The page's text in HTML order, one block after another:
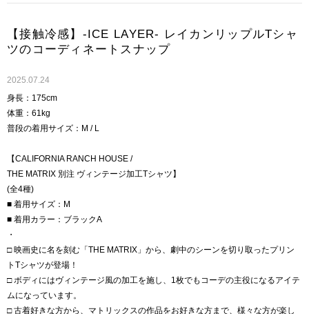
【接触冷感】-ICE LAYER- レイカンリップルTシャ
ツのコーディネートスナップ
2025.07.24
身長：175cm
体重：61kg
普段の着用サイズ：M / L
【CALIFORNIA RANCH HOUSE /
THE MATRIX 別注 ヴィンテージ加工Tシャツ】
(全4種)
■ 着用サイズ：M
■ 着用カラー：ブラックA
・
□ 映画史に名を刻む「THE MATRIX」から、劇中のシーンを切り取ったプリン
トTシャツが登場！
□ ボディにはヴィンテージ風の加工を施し、1枚でもコーデの主役になるアイテ
ムになっています。
□ 古着好きな方から、マトリックスの作品をお好きな方まで、様々な方が楽し